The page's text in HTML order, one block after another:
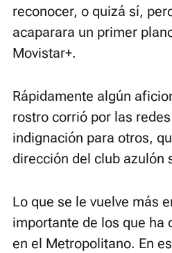
reconocer, o quizá sí,
acaparara un primer
Movistar+.
Rápidamente algún
rostro corrió por las
indignación para otros,
dirección del club azulón
Lo que se le vuelve más
importante de los que ha
en el Metropolitano. En